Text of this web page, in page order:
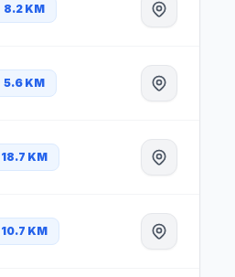
8.2 KM
5.6 KM
18.7 KM
10.7 KM